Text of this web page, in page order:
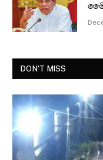
DON'T MISS